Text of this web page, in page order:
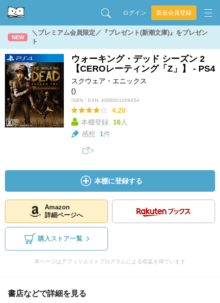
ログイン 新規会員登録
NEW
＼プレミアム会員限定／『プレゼント(新潮文庫)』をプレゼン
ト
ウォーキング・デッド シーズン 2
【CEROレーティング「Z」】 - PS4
スクウェア・エニックス
()
ISBN・EAN: 4988601009454
4.20
本棚登録: 16人
感想: 1件
本棚に登録する
Amazon
詳細ページへ
購入ストア一覧
本ページはアフィリエイトプログラムによる収益を得ています
書店などで詳細を見る